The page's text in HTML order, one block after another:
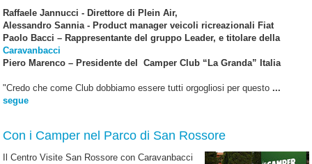
Raffaele Jannucci - Direttore di Plein Air,
Alessandro Sannia - Product manager veicoli ricreazionali Fiat
Paolo Bacci – Rappresentante del gruppo Leader, e titolare della
Caravanbacci
Piero Marenco – Presidente del Camper Club “La Granda” Italia
"Credo che come Club dobbiamo essere tutti orgogliosi per questo ...
segue
Con i Camper nel Parco di San Rossore
Il Centro Visite San Rossore con Caravanbacci